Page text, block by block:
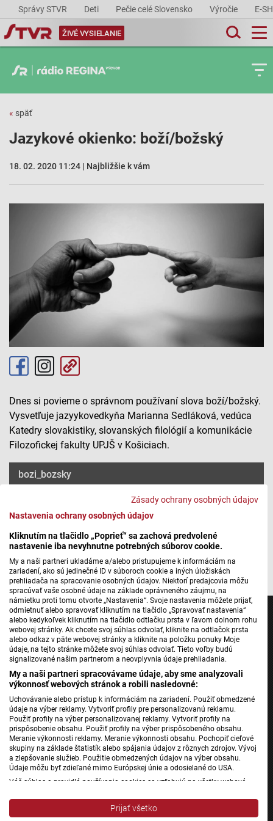
Zásady ochrany osobných údajov
Nastavenia ochrany osobných údajov
Kliknutím na tlačidlo „Poprieť“ sa zachová predvolené
nastavenie iba nevyhnutne potrebných súborov cookie.
My a naši partneri ukladáme a/alebo pristupujeme k informáciám na
zariadení, ako sú jedinečné ID v súboroch cookie a iných úložiskách
prehliadača na spracovanie osobných údajov. Niektorí predajcovia môžu
spracúvať vaše osobné údaje na základe oprávneného záujmu, na
námietku proti tomu otvorte „Nastavenia“. Svoje nastavenia môžete prijať,
odmietnuť alebo spravovať kliknutím na tlačidlo „Spravovať nastavenia“
alebo kedykoľvek kliknutím na tlačidlo odtlačku prsta v ľavom dolnom rohu
webovej stránky. Ak chcete svoj súhlas odvolať, kliknite na odtlačok prsta
alebo odkaz v päte webovej stránky a kliknite na položku ponuky Moje
údaje, na tejto stránke môžete svoj súhlas odvolať. Tieto voľby budú
signalizované našim partnerom a neovplyvnia údaje prehliadania.
My a naši partneri spracovávame údaje, aby sme analyzovali
výkonnosť webových stránok a robili nasledovné:
Uchovávanie alebo prístup k informáciám na zariadení. Použiť obmedzené
údaje na výber reklamy. Vytvoriť profily pre personalizovanú reklamu.
Použiť profily na výber personalizovanej reklamy. Vytvoriť profily na
prispôsobenie obsahu. Použiť profily na výber prispôsobeného obsahu.
Meranie výkonnosti reklamy. Meranie výkonnosti obsahu. Pochopiť cieľové
skupiny na základe štatistík alebo spájania údajov z rôznych zdrojov. Vývoj
a zlepšovanie služieb. Použitie obmedzených údajov na výber obsahu.
Údaje môžu byť zdieľané mimo Európskej únie a odosielané do USA.
Váš súhlas a pravidlá používania cookies sa vzťahujú na všetky webové
Stred, Rádio Regina Západ, Rádio Patria, Rádio Devín, RTVS, Hudobné
pozdravy, Rádio Slovensko, RSI Francais, RSI English, RSI Slovensky, Rádio
Prijať všetko
Správy STVR Deti Pečie celé Slovensko Výročie E-
ŽIVÉ VYSIELANIE
« späť
Jazykové okienko: boží/božský
18. 02. 2020 11:24 | Najbližšie k vám
Dnes si povieme o správnom používaní slova boží/božský.
Vysvetľuje jazyykovedkyňa Marianna Sedláková, vedúca
Katedry slovakistiky, slovanských filológií a komunikácie
Filozofickej fakulty UPJŠ v Košiciach.
bozi_bozsky
Jednotka
Dvojka
24
Šport
Správy STVR
Podcasty
Mobilné aplikácie